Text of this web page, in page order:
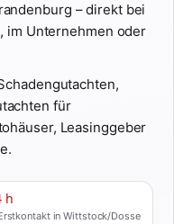
– direkt bei
im Unternehmen oder
für
Leasinggeber
h
in Wittstock/Dosse